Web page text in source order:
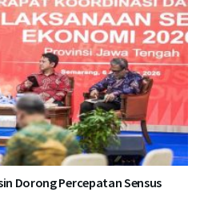
Dorong Percepatan Sensus